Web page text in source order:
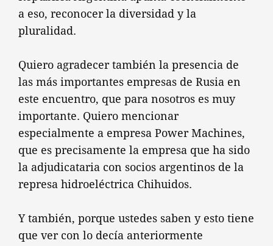
a eso, reconocer la diversidad y la
pluralidad.
Quiero agradecer también la presencia de
las más importantes empresas de Rusia en
este encuentro, que para nosotros es muy
importante. Quiero mencionar
especialmente a empresa Power Machines,
que es precisamente la empresa que ha sido
la adjudicataria con socios argentinos de la
represa hidroeléctrica Chihuidos.
Y también, porque ustedes saben y esto tiene
que ver con lo decía anteriormente